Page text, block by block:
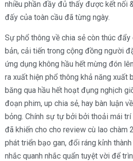
nhiều phần đầy đủ thấy được kết nối
đấy của toàn cầu đã từng ngày.
Sự phổ thông về chia sẻ còn thúc
bản, cải tiến trong cộng đồng người
ứng dụng không hầu hết mừng đón
ra xuất hiện phổ thông khả năng xuất
băng qua hầu hết hoạt đụng nghịch
đoạn phim, up chia sẻ, hay bàn luận
bỏng. Chính sự tự bởi bởi thoải mái
đã khiến cho cho review cù lao chàm
phát triển bạo gan, đổi ráng kỉnh
nhắc quanh nhắc quẩn tuyệt vời để